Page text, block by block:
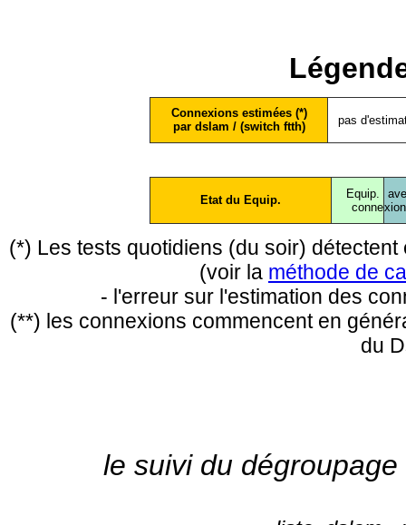
Connexions estimées (*)
par dslam / (switch ftth)
pas
Etat du Equip.
Equip.
conne
(*) Les tests quotidiens (du soir)
(voir la méthode de
- l'erreur sur l'estimation des
(**) les connexions commencent en
du
le suivi du